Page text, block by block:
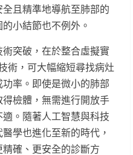
且精準地導航至肺部的
小結節也不例外。
術突破，在於整合虛擬實
術，可大幅縮短尋找病灶
率。即使是微小的肺部
檢體，無需進行開放手
。隨著人工智慧與科技
學也進化至新的時代，
確、更安全的診斷方